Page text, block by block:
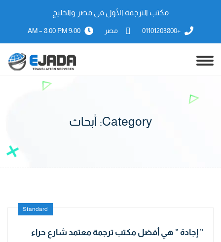
مكتب الترجمة الأول فى مصر والخليج
+01101203800 مصر 9:00 AM – 8:00 PM
Category: أبحاث
Standard
” إجادة ” هي أفضل مكتب ترجمة معتمد شارع حراء